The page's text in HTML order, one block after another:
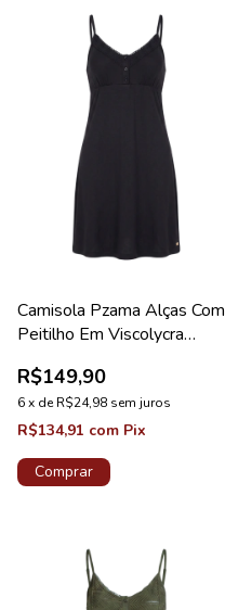
Camisola Pzama Alças Com
Peitilho Em Viscolycra
R$149,90
6x deR$24,98 sem juros
R$134,91 com Pix
Comprar